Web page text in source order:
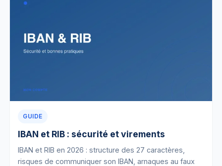
GUIDE
IBAN et RIB : sécurité et virements
IBAN et RIB en 2026 : structure des 27 caractères,
risques de communiquer son IBAN, arnaques au faux